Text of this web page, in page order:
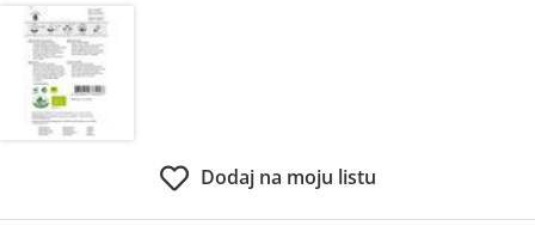
Dodaj na moju listu